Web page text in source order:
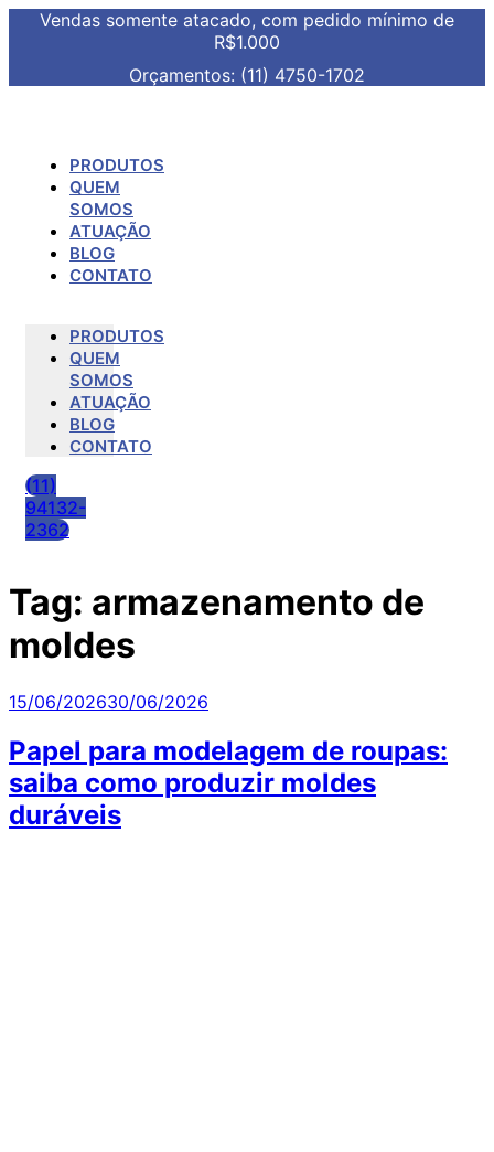
Vendas somente atacado, com pedido mínimo de
R$1.000
Orçamentos: (11) 4750-1702
PRODUTOS
QUEM
SOMOS
ATUAÇÃO
BLOG
CONTATO
PRODUTOS
QUEM
SOMOS
ATUAÇÃO
BLOG
CONTATO
(11)
94132-
2362
Tag: armazenamento de
moldes
Publicado
15/06/202630/06/2026
Papel para modelagem de roupas:
saiba como produzir moldes
duráveis